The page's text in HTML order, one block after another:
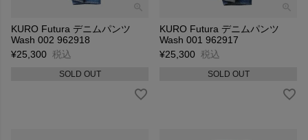
KURO Futura デニムパンツ
Wash 002 962918
¥25,300 税込
SOLD OUT
KURO Futura デニムパンツ
Wash 001 962917
¥25,300 税込
SOLD OUT